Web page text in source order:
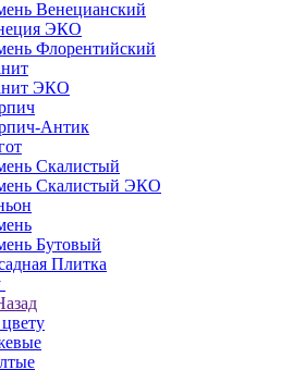
Венецианский
ЭКО
Флорентийский
ЭКО
Антик
Скалистый
Скалистый ЭКО
Бутовый
Плитка